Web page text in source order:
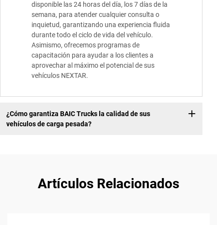
disponible las 24 horas del día, los 7 días de la
semana, para atender cualquier consulta o
inquietud, garantizando una experiencia fluida
durante todo el ciclo de vida del vehículo.
Asimismo, ofrecemos programas de
capacitación para ayudar a los clientes a
aprovechar al máximo el potencial de sus
vehículos NEXTAR.
¿Cómo garantiza BAIC Trucks la calidad de sus
vehículos de carga pesada?
Artículos Relacionados